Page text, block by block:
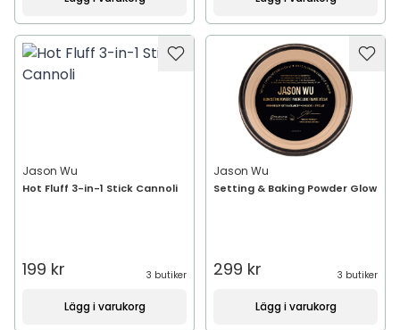
Jason Wu
Hot Fluff 3-in-1 Stick Cannoli
199 kr 3 butiker
Lägg i varukorg
Jason Wu
Setting & Baking Powder Glow
299 kr 3 butiker
Lägg i varukorg